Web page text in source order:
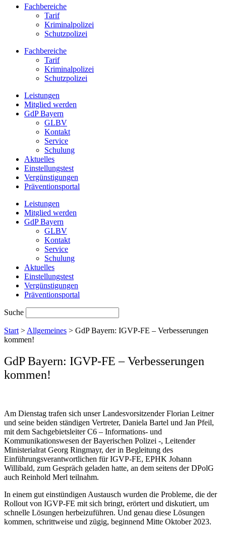
Fachbereiche
Tarif
Kriminalpolizei
Schutzpolizei
Fachbereiche
Tarif
Kriminalpolizei
Schutzpolizei
Leistungen
Mitglied werden
GdP Bayern
GLBV
Kontakt
Service
Schulung
Aktuelles
Einstellungstest
Vergünstigungen
Präventionsportal
Leistungen
Mitglied werden
GdP Bayern
GLBV
Kontakt
Service
Schulung
Aktuelles
Einstellungstest
Vergünstigungen
Präventionsportal
Suche
Start > Allgemeines > GdP Bayern: IGVP-FE – Verbesserungen
kommen!
GdP Bayern: IGVP-FE – Verbesserungen
kommen!
Am Dienstag trafen sich unser Landesvorsitzender Florian Leitner
und seine beiden ständigen Vertreter, Daniela Bartel und Jan Pfeil,
mit dem Sachgebietsleiter C6 – Informations- und
Kommunikationswesen der Bayerischen Polizei -, Leitender
Ministerialrat Georg Ringmayr, der in Begleitung des
Einführungsverantwortlichen für IGVP-FE, EPHK Johann
Willibald, zum Gespräch geladen hatte, an dem seitens der DPolG
auch Reinhold Merl teilnahm.
In einem gut einstündigen Austausch wurden die Probleme, die der
Rollout von IGVP-FE mit sich bringt, erörtert und diskutiert, um
schnelle Lösungen herbeizuführen. Und genau diese Lösungen
kommen, schrittweise und zügig, beginnend Mitte Oktober 2023.